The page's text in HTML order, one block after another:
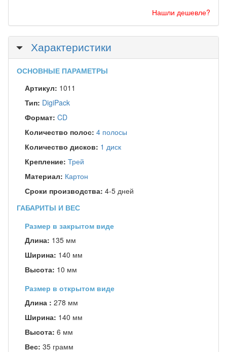
Нашли дешевле?
Скрыть
Характеристики
ОСНОВНЫЕ ПАРАМЕТРЫ
Артикул: 1011
Тип: DigiPack
Формат: CD
Количество полос: 4 полосы
Количество дисков: 1 диск
Крепление: Трей
Материал: Картон
Сроки производства: 4-5 дней
ГАБАРИТЫ И ВЕС
Размер в закрытом виде
Длина: 135 мм
Ширина: 140 мм
Высота: 10 мм
Размер в открытом виде
Длина : 278 мм
Ширина: 140 мм
Высота: 6 мм
Вес: 35 грамм